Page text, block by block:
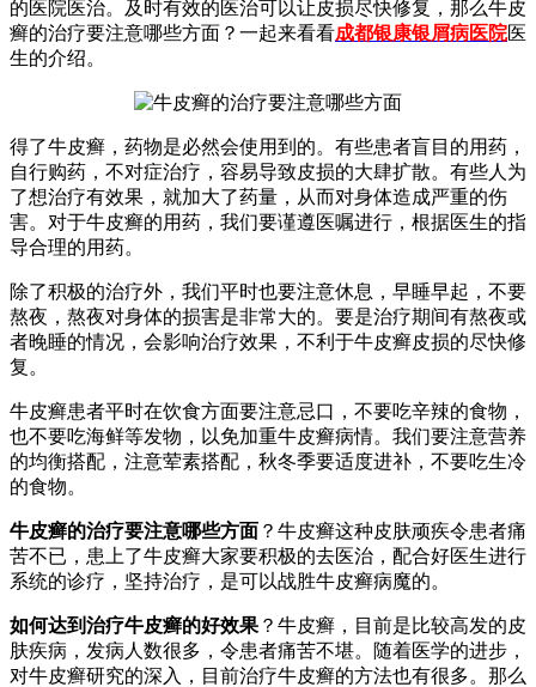
的医院医治。及时有效的医治可以让皮损尽快修复，那么牛皮
癣的治疗要注意哪些方面？一起来看看成都银康银屑病医院医
生的介绍。
得了牛皮癣，药物是必然会使用到的。有些患者盲目的用药，
自行购药，不对症治疗，容易导致皮损的大肆扩散。有些人为
了想治疗有效果，就加大了药量，从而对身体造成严重的伤
害。对于牛皮癣的用药，我们要谨遵医嘱进行，根据医生的指
导合理的用药。
除了积极的治疗外，我们平时也要注意休息，早睡早起，不要
熬夜，熬夜对身体的损害是非常大的。要是治疗期间有熬夜或
者晚睡的情况，会影响治疗效果，不利于牛皮癣皮损的尽快修
复。
牛皮癣患者平时在饮食方面要注意忌口，不要吃辛辣的食物，
也不要吃海鲜等发物，以免加重牛皮癣病情。我们要注意营养
的均衡搭配，注意荤素搭配，秋冬季要适度进补，不要吃生冷
的食物。
牛皮癣的治疗要注意哪些方面 ？牛皮癣这种皮肤顽疾令患者痛
苦不已，患上了牛皮癣大家要积极的去医治，配合好医生进行
系统的诊疗，坚持治疗，是可以战胜牛皮癣病魔的。
如何达到治疗牛皮癣的好效果 ？牛皮癣，目前是比较高发的皮
肤疾病，发病人数很多，令患者痛苦不堪。随着医学的进步，
对牛皮癣研究的深入，目前治疗牛皮癣的方法也有很多。那么